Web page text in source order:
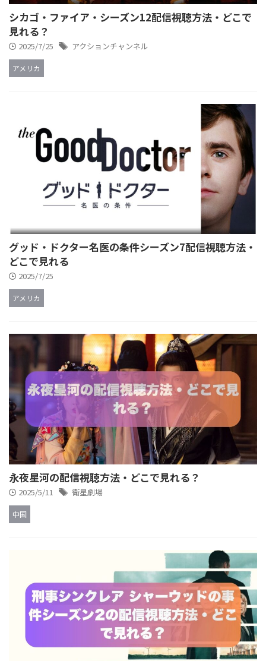
シカゴ・ファイア・シーズン12配信視聴方法・どこで
見れる？
2025/7/25 アクションチャンネル
アメリカ
グッド・ドクター名医の条件シーズン7配信視聴方法・
どこで見れる
2025/7/25
アメリカ
永夜星河の配信視聴方法・どこで見れる？
2025/5/11 衛星劇場
中国